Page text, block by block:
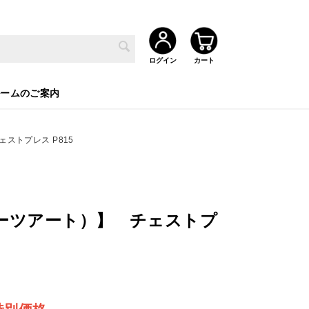
ムのご案内
ストプレス P815
ツアート）】 チェストプ